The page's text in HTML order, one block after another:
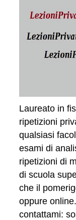
Laureato in
ripetizioni
qualsiasi
esami di
ripetizioni di
di scuola
che il
oppure
contattami: